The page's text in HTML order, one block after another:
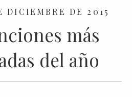
DICIEMBRE DE 2015
más
del año